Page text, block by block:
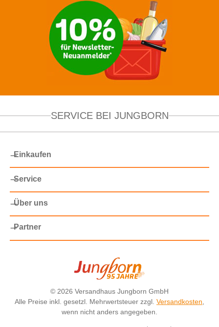
SERVICE BEI JUNGBORN
Einkaufen
Service
Über uns
Partner
© 2026 Versandhaus Jungborn GmbH
Alle Preise inkl. gesetzl. Mehrwertsteuer zzgl. Versandkosten
wenn nicht anders angegeben.